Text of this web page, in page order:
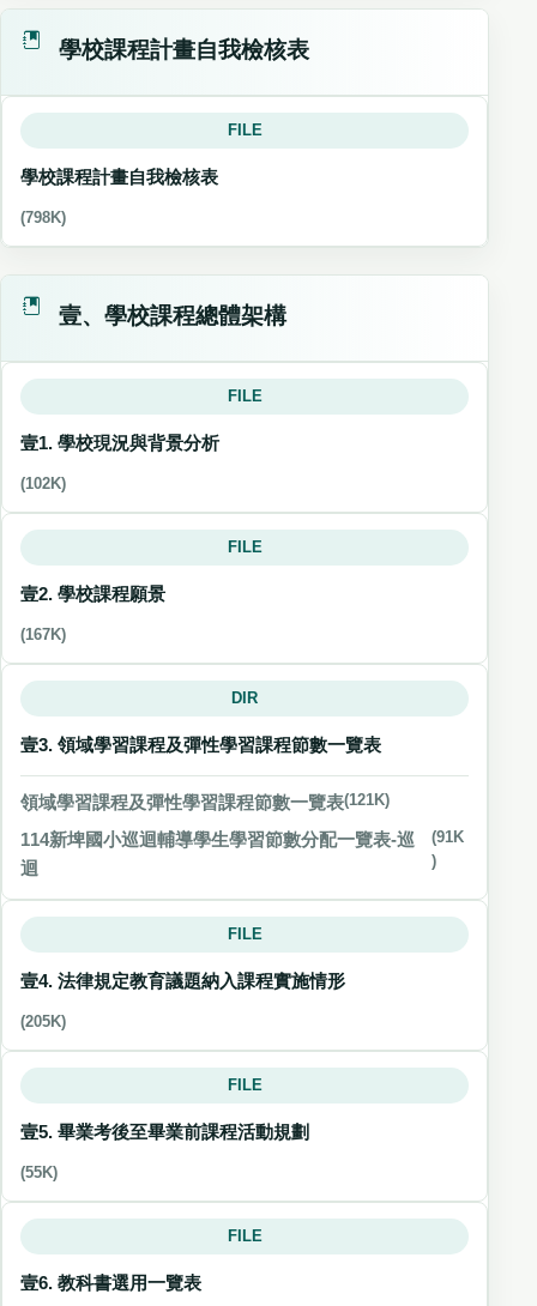
學校課程計畫自我檢核表
FILE
學校課程計畫自我檢核表
(798K)
壹、學校課程總體架構
FILE
壹1. 學校現況與背景分析
(102K)
FILE
壹2. 學校課程願景
(167K)
DIR
壹3. 領域學習課程及彈性學習課程節數一覽表
領域學習課程及彈性學習課程節數一覽表(121K)
114新埤國小巡迴輔導學生學習節數分配一覽表-巡
迴
(91K
)
FILE
壹4. 法律規定教育議題納入課程實施情形
(205K)
FILE
壹5. 畢業考後至畢業前課程活動規劃
(55K)
FILE
壹6. 教科書選用一覽表